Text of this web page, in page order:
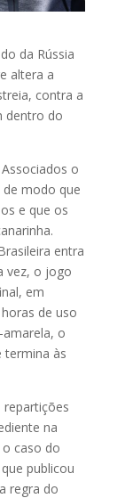
da Rússia
altera a
contra a
dentro do
o
modo que
e que os
entra
vez, o jogo
em
de uso
o
termina às
na
caso do
publicou
regra do